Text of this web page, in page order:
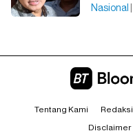
Nasional
Tentang Kami Redaksi
Disclaimer